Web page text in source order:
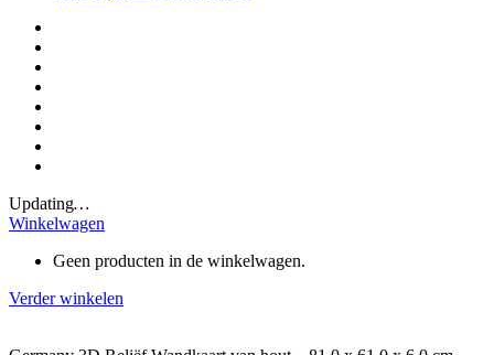
Updating…
Winkelwagen
Geen producten in de winkelwagen.
Verder winkelen